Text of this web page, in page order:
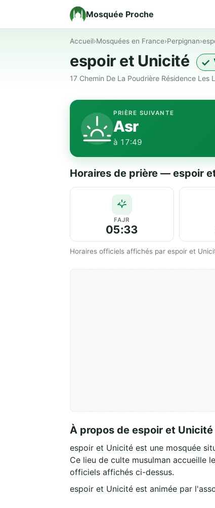
Mosquée Proche
Accueil›Mosquées en France›Perpignan›
espoir et Unicité ✓
17 Chemin De La Poudrière Résidence
PRIÈRE SUIVANTE
Asr
à 17:49
Horaires de prière — espoir
FAJR
05:33
Horaires officiels affichés par espoir et
À propos de espoir et Unicité
espoir et Unicité est une mosquée
Ce lieu de culte musulman accueille
officiels affichés ci-dessus.
espoir et Unicité est animée par